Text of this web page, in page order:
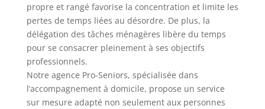
propre et rangé favorise la concentration et limite les
pertes de temps liées au désordre. De plus, la
délégation des tâches ménagères libère du temps
pour se consacrer pleinement à ses objectifs
professionnels.
Notre agence Pro-Seniors, spécialisée dans
l’accompagnement à domicile, propose un service
sur mesure adapté non seulement aux personnes